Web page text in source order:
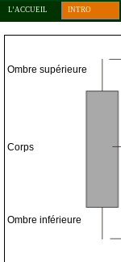
L’ACCUEIL INTRO
Ombre supérieure
Corps
Ombre inférieure